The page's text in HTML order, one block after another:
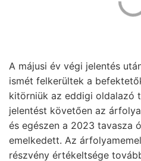
A májusi év végi jelentés
ismét felkerültek a
kitörniük az eddigi oldalazó
jelentést követően az
és egészen a 2023 tavasza
emelkedett. Az
részvény értékeltsége